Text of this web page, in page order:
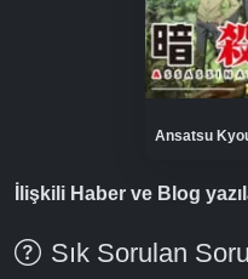
Ansatsu
İlişkili Haber ve Blog
Sık Sorulan